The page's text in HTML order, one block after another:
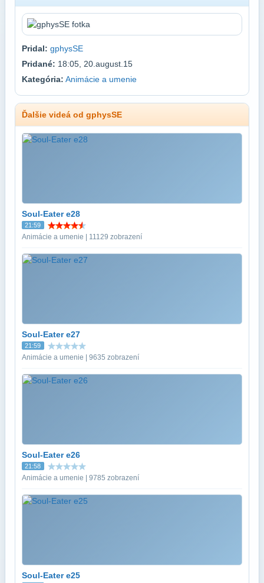
Pridal: gphysSE
Pridané: 18:05, 20.august.15
Kategória: Animácie a umenie
Ďalšie videá od gphysSE
Soul-Eater e28
21:59
Animácie a umenie | 11129 zobrazení
Soul-Eater e27
21:59
Animácie a umenie | 9635 zobrazení
Soul-Eater e26
21:58
Animácie a umenie | 9785 zobrazení
Soul-Eater e25